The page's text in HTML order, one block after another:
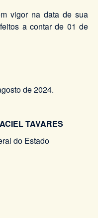
vigor na data de sua
a contar de 01 de
de 2024.
TAVARES
do Estado